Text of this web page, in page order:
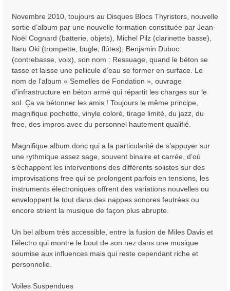
Novembre 2010, toujours au Disques Blocs Thyristors, nouvelle
sortie d’album par une nouvelle formation constituée par Jean-
Noël Cognard (batterie, objets), Michel Pilz (clarinette basse),
Itaru Oki (trompette, bugle, flûtes), Benjamin Duboc
(contrebasse, voix), son nom : Ressuage, quand le béton se
tasse et laisse une pellicule d’eau se former en surface. Le
nom de l’album « Semelles de Fondation », ouvrage
d’infrastructure en béton armé qui répartit les charges sur le
sol. Ça va bétonner les amis ! Toujours le même principe,
magnifique pochette, vinyle coloré, tirage limité, du jazz, du
free, des impros avec du personnel hautement qualifié.
Magnifique album donc qui a la particularité de s’appuyer sur
une rythmique assez sage, souvent binaire et carrée, d’où
s’échappent les interventions des différents solistes sur des
improvisations free qui se prolongent parfois en tensions, les
instruments électroniques offrent des variations nouvelles ou
enveloppent le tout dans des nappes sonores feutrées ou
encore strient la musique de façon plus abrupte.
Un bel album très accessible, entre la fusion de Miles Davis et
l’électro qui montre le bout de son nez dans une musique
soumise aux influences mais qui reste cependant riche et
personnelle.
Voiles Suspendues